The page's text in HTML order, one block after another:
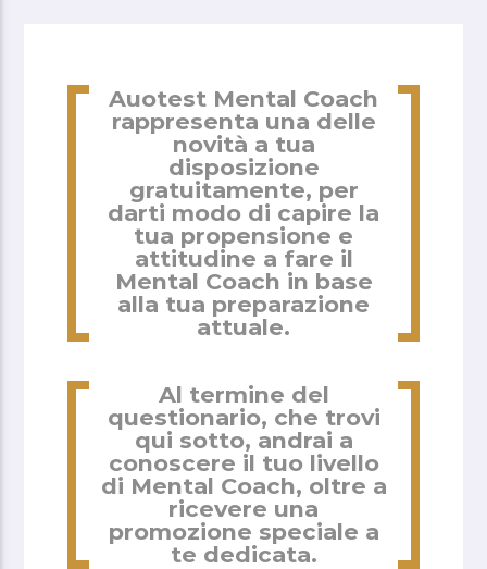
Auotest Mental Coach
rappresenta una delle
novità a tua
disposizione
gratuitamente, per
darti modo di capire la
tua propensione e
attitudine a fare il
Mental Coach in base
alla tua preparazione
attuale.
Al termine del
questionario, che trovi
qui sotto, andrai a
conoscere il tuo livello
di Mental Coach, oltre a
ricevere una
promozione speciale a
te dedicata.